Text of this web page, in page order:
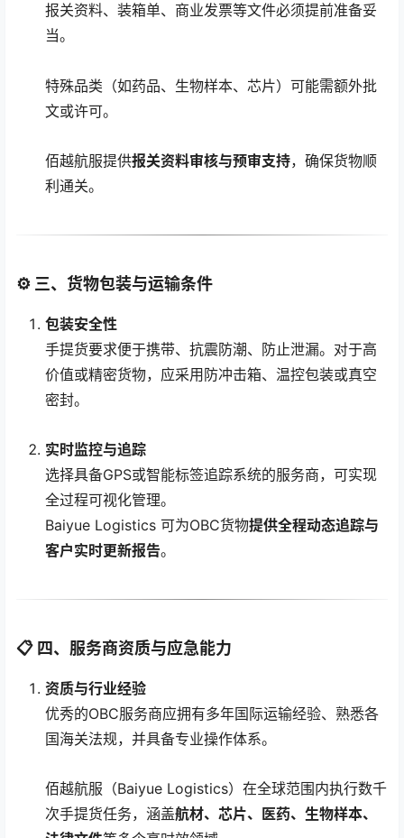
报关资料、装箱单、商业发票等文件必须提前准备妥
当。
特殊品类（如药品、生物样本、芯片）可能需额外批
文或许可。
佰越航服提供报关资料审核与预审支持，确保货物顺
利通关。
⚙ 三、货物包装与运输条件
包装安全性
手提货要求便于携带、抗震防潮、防止泄漏。对于高
价值或精密货物，应采用防冲击箱、温控包装或真空
密封。
实时监控与追踪
选择具备GPS或智能标签追踪系统的服务商，可实现
全过程可视化管理。
Baiyue Logistics 可为OBC货物提供全程动态追踪与
客户实时更新报告。
📋 四、服务商资质与应急能力
资质与行业经验
优秀的OBC服务商应拥有多年国际运输经验、熟悉各
国海关法规，并具备专业操作体系。
佰越航服（Baiyue Logistics）在全球范围内执行数千
次手提货任务，涵盖航材、芯片、医药、生物样本、